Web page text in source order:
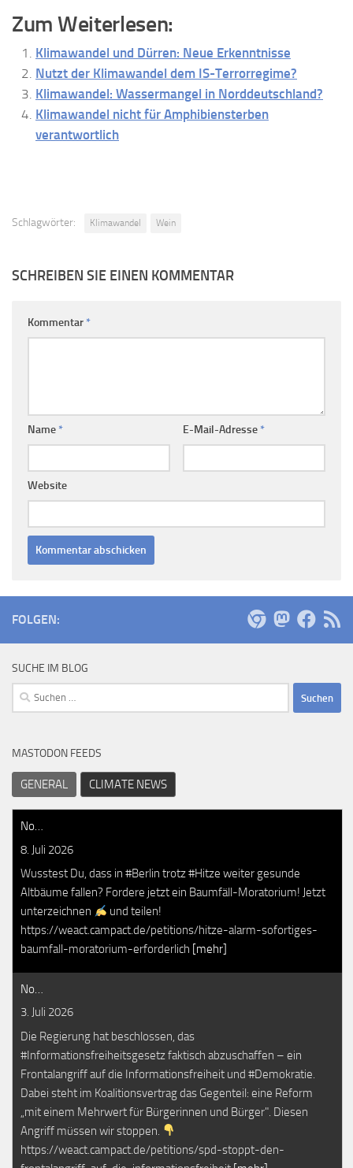
Zum Weiterlesen:
Klimawandel und Dürren: Neue Erkenntnisse
Nutzt der Klimawandel dem IS-Terrorregime?
Klimawandel: Wassermangel in Norddeutschland?
Klimawandel nicht für Amphibiensterben
verantwortlich
Schlagwörter: Klimawandel Wein
SCHREIBEN SIE EINEN KOMMENTAR
Kommentar *
Name * E-Mail-Adresse *
Website
FOLGEN:
SUCHE IM BLOG
Suchen
nach:
MASTODON FEEDS
GENERAL CLIMATE NEWS
No…
8. Juli 2026
Wusstest Du, dass in #Berlin trotz #Hitze weiter gesunde
Altbäume fallen? Fordere jetzt ein Baumfäll-Moratorium! Jetzt
unterzeichnen
und teilen!
https://weact.campact.de/petitions/hitze-alarm-sofortiges-
baumfall-moratorium-erforderlich [mehr]
No…
3. Juli 2026
Die Regierung hat beschlossen, das
#Informationsfreiheitsgesetz faktisch abzuschaffen – ein
Frontalangriff auf die Informationsfreiheit und #Demokratie.
Dabei steht im Koalitionsvertrag das Gegenteil: eine Reform
„mit einem Mehrwert für Bürgerinnen und Bürger". Diesen
Angriff müssen wir stoppen.
https://weact.campact.de/petitions/spd-stoppt-den-